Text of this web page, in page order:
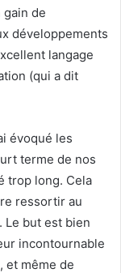
gain de
développements
langage
(qui a dit
évoqué les
terme de nos
trop long. Cela
ressortir au
Le but est bien
incontournable
et même de